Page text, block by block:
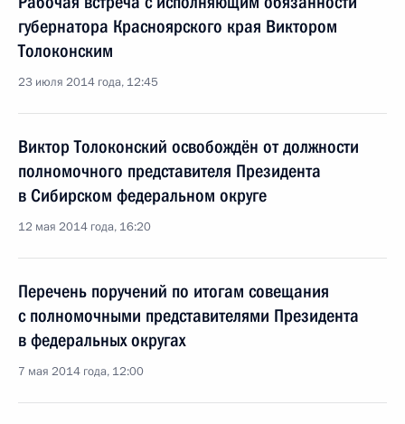
губернатора Красноярского края Виктором
Толоконским
23 июля 2014 года, 12:45
Виктор Толоконский освобождён от должности
полномочного представителя Президента
в Сибирском федеральном округе
12 мая 2014 года, 16:20
Перечень поручений по итогам совещания
с полномочными представителями Президента
в федеральных округах
7 мая 2014 года, 12:00